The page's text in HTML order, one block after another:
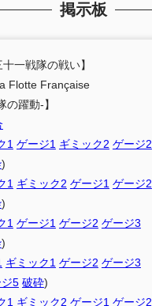
掲示板
十一戦隊の戦い】
la Flotte Française
の躍動-】
1 ゲージ1 ギミック2 ゲージ2
)
1 ギミック2 ゲージ1 ゲージ2
)
1 ゲージ1 ゲージ2 ゲージ3
)
ギミック1 ゲージ2 ゲージ3
5 破砕)
1 ギミック2 ゲージ1 ゲージ2